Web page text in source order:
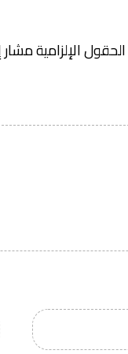
الحقول الإلزامية مشار